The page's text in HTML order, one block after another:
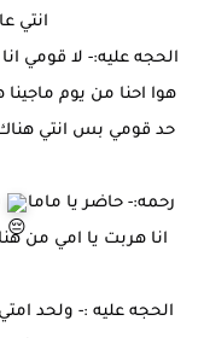
انتي
الحجه عليه:- لا
حد قومي بس انتي
رحمه:- حاضر يا ماما
انا هربت يا امي من
الحجه عليه :- ولحد